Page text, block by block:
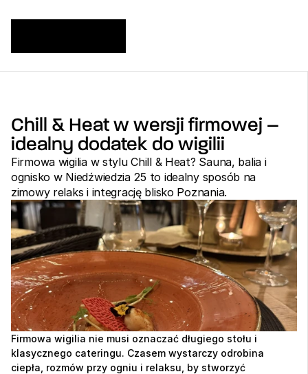
Chill & Heat w wersji firmowej –
idealny dodatek do wigilii
Firmowa wigilia w stylu Chill & Heat? Sauna, balia i
ognisko w Niedźwiedzia 25 to idealny sposób na
zimowy relaks i integrację blisko Poznania.
Firmowa wigilia nie musi oznaczać długiego stołu i
klasycznego cateringu. Czasem wystarczy odrobina
ciepła, rozmów przy ogniu i relaksu, by stworzyć